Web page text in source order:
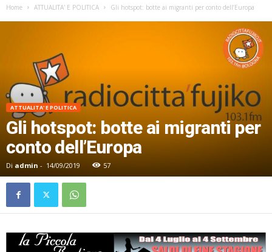
Home ATTUALITA' E POLITICA Gli hotspot: botte ai migranti per conto dell’Europa
ATTUALITA' E POLITICA
Gli hotspot: botte ai migranti per
conto dell’Europa
Di admin - 14/09/2019 57